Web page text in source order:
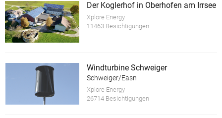
Der Koglerhof in Oberhofen am Irrsee
Xplore Energy
11463 Besichtigungen
Windturbine Schweiger
Schweiger/Easn
Xplore Energy
26714 Besichtigungen